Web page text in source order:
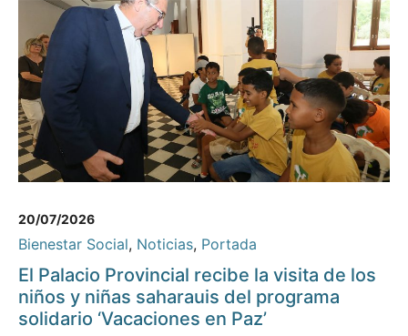
20/07/2026
Bienestar Social, Noticias, Portada
El Palacio Provincial recibe la visita de los
niños y niñas saharauis del programa
solidario ‘Vacaciones en Paz’